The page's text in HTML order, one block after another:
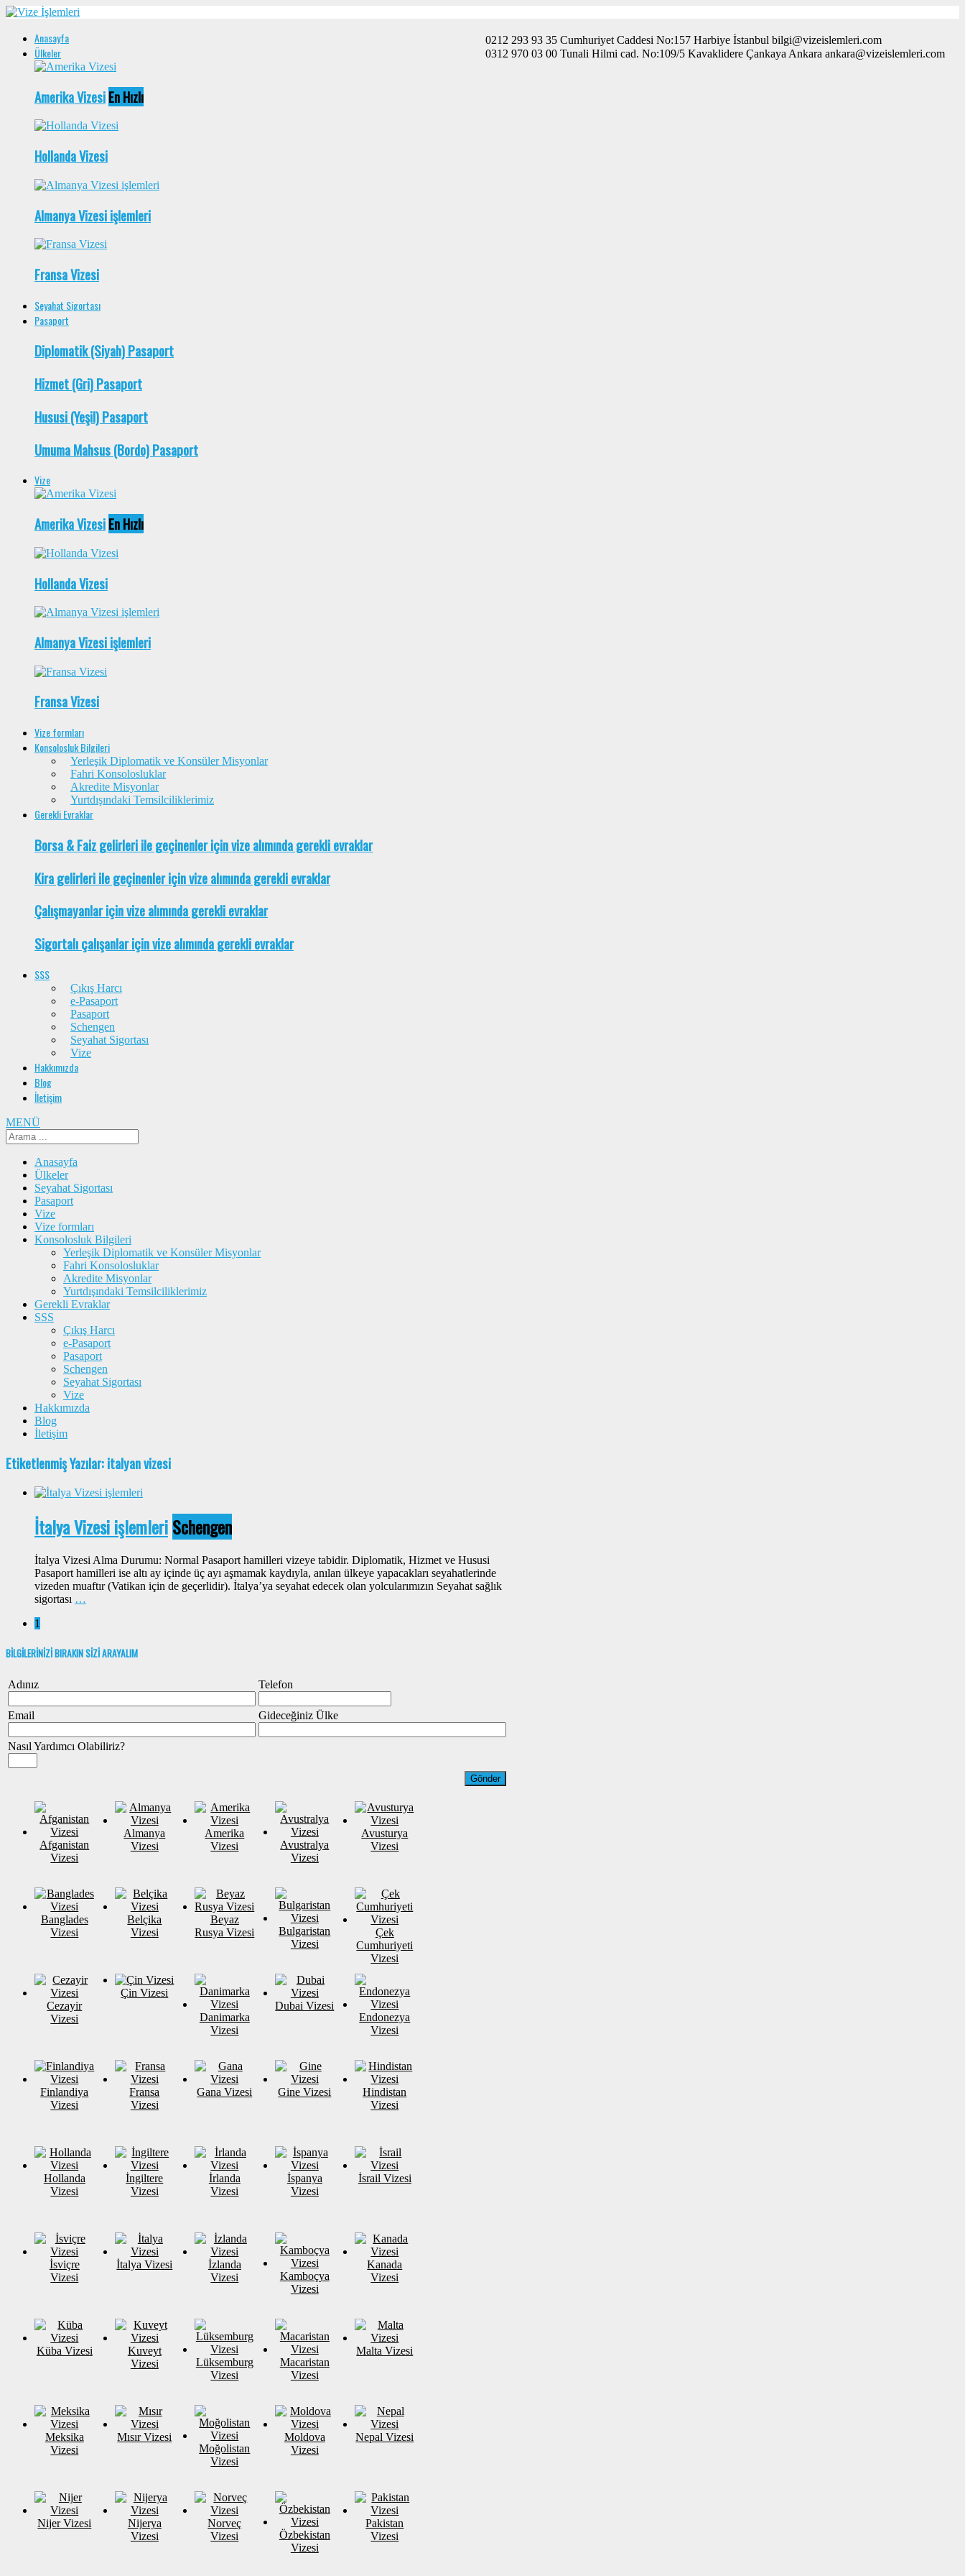
0212 293 93 35 Cumhuriyet Caddesi No:157 Harbiye İstanbul bilgi@vizeislemleri.com
0312 970 03 00 Tunali Hilmi cad. No:109/5 Kavaklidere Çankaya Ankara ankara@vizeislemleri.com
Anasayfa
Ülkeler
Amerika VizesiEn Hızlı
Hollanda Vizesi
Almanya Vizesi işlemleri
Fransa Vizesi
Seyahat Sigortası
Pasaport
Diplomatik (Siyah) Pasaport
Hizmet (Gri) Pasaport
Hususi (Yeşil) Pasaport
Umuma Mahsus (Bordo) Pasaport
Vize
Amerika VizesiEn Hızlı
Hollanda Vizesi
Almanya Vizesi işlemleri
Fransa Vizesi
Vize formları
Konsolosluk Bilgileri
Yerleşik Diplomatik ve Konsüler Misyonlar
Fahri Konsolosluklar
Akredite Misyonlar
Yurtdışındaki Temsilciliklerimiz
Gerekli Evraklar
Borsa & Faiz gelirleri ile geçinenler için vize alımında gerekli evraklar
Kira gelirleri ile geçinenler için vize alımında gerekli evraklar
Çalışmayanlar için vize alımında gerekli evraklar
Sigortalı çalışanlar için vize alımında gerekli evraklar
SSS
Çıkış Harcı
e-Pasaport
Pasaport
Schengen
Seyahat Sigortası
Vize
Hakkımızda
Blog
İletişim
MENÜ
Anasayfa
Ülkeler
Seyahat Sigortası
Pasaport
Vize
Vize formları
Konsolosluk Bilgileri
Yerleşik Diplomatik ve Konsüler Misyonlar
Fahri Konsolosluklar
Akredite Misyonlar
Yurtdışındaki Temsilciliklerimiz
Gerekli Evraklar
SSS
Çıkış Harcı
e-Pasaport
Pasaport
Schengen
Seyahat Sigortası
Vize
Hakkımızda
Blog
İletişim
Etiketlenmiş Yazılar: italyan vizesi
İtalya Vizesi işlemleriSchengen
İtalya Vizesi Alma Durumu: Normal Pasaport hamilleri vizeye tabidir. Diplomatik, Hizmet ve Hususi
Pasaport hamilleri ise altı ay içinde üç ayı aşmamak kaydıyla, anılan ülkeye yapacakları seyahatlerinde
vizeden muaftır (Vatikan için de geçerlidir). İtalya’ya seyahat edecek olan yolcularımızın Seyahat sağlık
sigortası …
1
BİLGİLERİNİZİ BIRAKIN SİZİ ARAYALIM
Adınız Telefon
Email Gideceğiniz Ülke
Nasıl Yardımcı Olabiliriz?
Afganistan
Vizesi
Almanya
Vizesi
Amerika
Vizesi
Avustralya
Vizesi
Avusturya
Vizesi
Banglades
Vizesi
Belçika
Vizesi
Beyaz
Rusya Vizesi
Bulgaristan
Vizesi
Çek
Cumhuriyeti
Vizesi
Cezayir
Vizesi
Çin Vizesi
Danimarka
Vizesi
Dubai Vizesi
Endonezya
Vizesi
Finlandiya
Vizesi
Fransa
Vizesi
Gana Vizesi Gine Vizesi
Hindistan
Vizesi
Hollanda
Vizesi
İngiltere
Vizesi
İrlanda
Vizesi
İspanya
Vizesi
İsrail Vizesi
İsviçre
Vizesi
İtalya Vizesi
İzlanda
Vizesi
Kamboçya
Vizesi
Kanada
Vizesi
Küba Vizesi
Kuveyt
Vizesi
Lüksemburg
Vizesi
Macaristan
Vizesi
Malta Vizesi
Meksika
Vizesi
Mısır Vizesi
Moğolistan
Vizesi
Moldova
Vizesi
Nepal Vizesi
Nijer Vizesi
Nijerya
Vizesi
Norveç
Vizesi
Özbekistan
Vizesi
Pakistan
Vizesi